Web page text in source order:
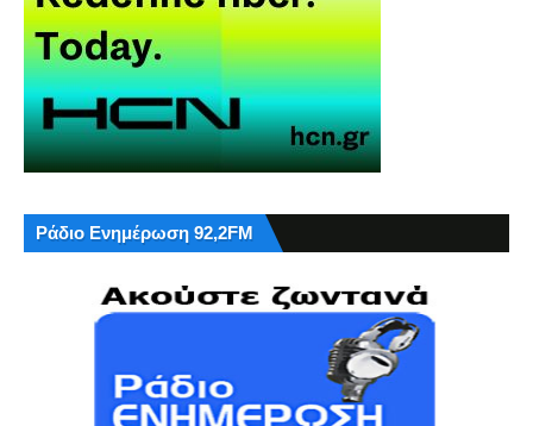
Ράδιο Ενημέρωση 92,2FM